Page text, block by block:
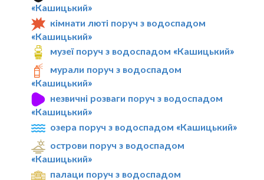
«Кашицький»
кімнати люті поруч з водоспадом
«Кашицький»
музеї поруч з водоспадом «Кашицький»
мурали поруч з водоспадом
«Кашицький»
незвичні розваги поруч з водоспадом
«Кашицький»
озера поруч з водоспадом «Кашицький»
острови поруч з водоспадом
«Кашицький»
палаци поруч з водоспадом